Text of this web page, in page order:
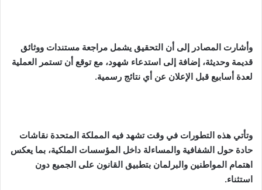
وأشارت المصادر إلى أن التحقيق يشمل مراجعة مستندات ووثائق
قديمة وحديثة، إضافة إلى استدعاء شهود، مع توقع أن تستمر العملية
لعدة أسابيع قبل الإعلان عن أي نتائج رسمية.
وتأتي هذه التطورات في وقت تشهد فيه المملكة المتحدة نقاشات
حادة حول الشفافية والمساءلة داخل المؤسسات الملكية، بما يعكس
اهتمام المواطنين والبرلمان بتطبيق القانون على الجميع دون
استثناء.